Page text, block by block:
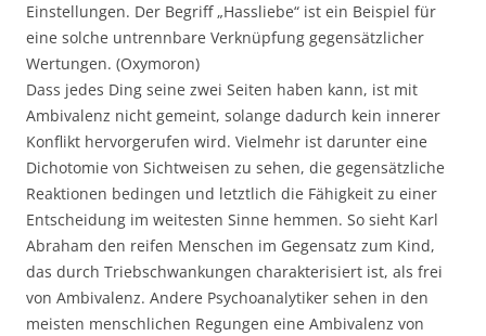
Einstellungen. Der Begriff „Hassliebe“ ist ein Beispiel für
eine solche untrennbare Verknüpfung gegensätzlicher
Wertungen. (Oxymoron)
Dass jedes Ding seine zwei Seiten haben kann, ist mit
Ambivalenz nicht gemeint, solange dadurch kein innerer
Konflikt hervorgerufen wird. Vielmehr ist darunter eine
Dichotomie von Sichtweisen zu sehen, die gegensätzliche
Reaktionen bedingen und letztlich die Fähigkeit zu einer
Entscheidung im weitesten Sinne hemmen. So sieht Karl
Abraham den reifen Menschen im Gegensatz zum Kind,
das durch Triebschwankungen charakterisiert ist, als frei
von Ambivalenz. Andere Psychoanalytiker sehen in den
meisten menschlichen Regungen eine Ambivalenz von